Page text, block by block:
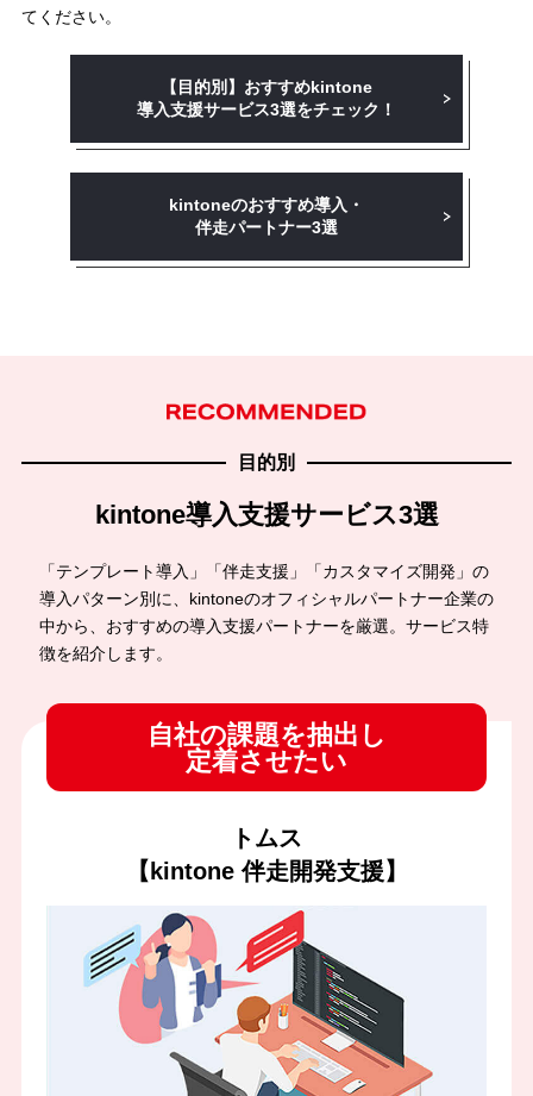
てください。
【目的別】おすすめkintone
導入支援サービス3選をチェック！
kintoneのおすすめ導入・
伴走パートナー3選
目的別
kintone導入支援サービス3選
「テンプレート導入」「伴走支援」「カスタマイズ開発」の
導入パターン別に、kintoneのオフィシャルパートナー企業の
中から、おすすめの導入支援パートナーを厳選。サービス特
徴を紹介します。
自社の課題を抽出し
定着させたい
トムス
【kintone 伴走開発支援】